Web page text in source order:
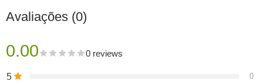
Avaliações (0)
0.00 0 reviews
5 0